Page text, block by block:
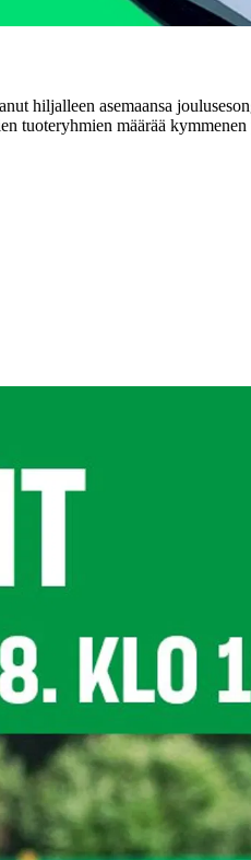
hiljalleen asemaansa
tuoteryhmien määrää